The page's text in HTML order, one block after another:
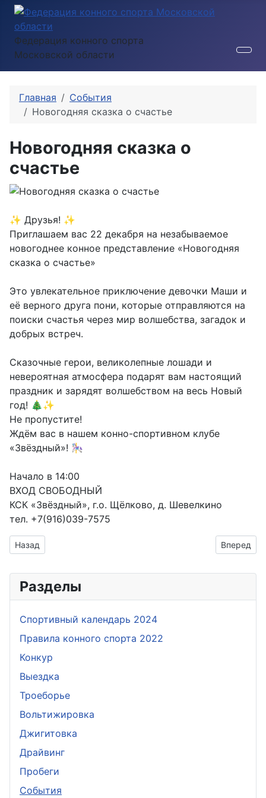
Федерация конного спорта
Московской области
Главная
События
Новогодняя сказка о счастье
Новогодняя сказка о
счастье
✨ Друзья! ✨
Приглашаем вас 22 декабря на незабываемое
новогоднее конное представление «Новогодняя
сказка о счастье»
Это увлекательное приключение девочки Маши и
её верного друга пони, которые отправляются на
поиски счастья через мир волшебства, загадок и
добрых встреч.
Сказочные герои, великолепные лошади и
невероятная атмосфера подарят вам настоящий
праздник и зарядят волшебством на весь Новый
год! 🎄✨
Не пропустите!
Ждём вас в нашем конно-спортивном клубе
«Звёздный»! 🎠
Начало в 14:00
ВХОД СВОБОДНЫЙ
КСК «Звёздный», г.о. Щёлково, д. Шевелкино
тел. +7(916)039-7575
Предыдущий: Новогодняя сказка
Назад Вперед
Разделы
Спортивный календарь 2024
Правила конного спорта 2022
Конкур
Выездка
Троеборье
Вольтижировка
Джигитовка
Драйвинг
Пробеги
События